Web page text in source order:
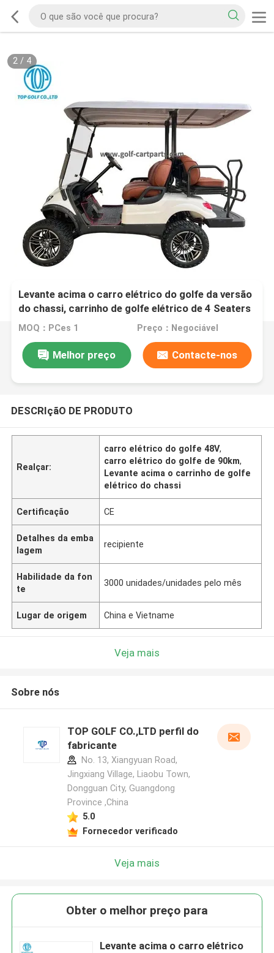
2/ 4
Levante acima o carro elétrico do golfe da versão
do chassi, carrinho de golfe elétrico de 4 Seaters
MOQ：PCes 1 Preço：Negociável
Melhor preço Contacte-nos
DESCRIçãO DE PRODUTO
Realçar:
carro elétrico do golfe 48V,
carro elétrico do golfe de 90km,
Levante acima o carrinho de golfe
elétrico do chassi
Certificação CE
Detalhes da emba
lagem
recipiente
Habilidade da fon
te
3000 unidades/unidades pelo mês
Lugar de origem China e Vietname
Veja mais
Sobre nós
TOP GOLF CO.,LTD perfil do
fabricante
No. 13, Xiangyuan Road,
Jingxiang Village, Liaobu Town,
Dongguan City, Guangdong
Province ,China
5.0
Fornecedor verificado
Veja mais
Obter o melhor preço para
Levante acima o carro elétrico